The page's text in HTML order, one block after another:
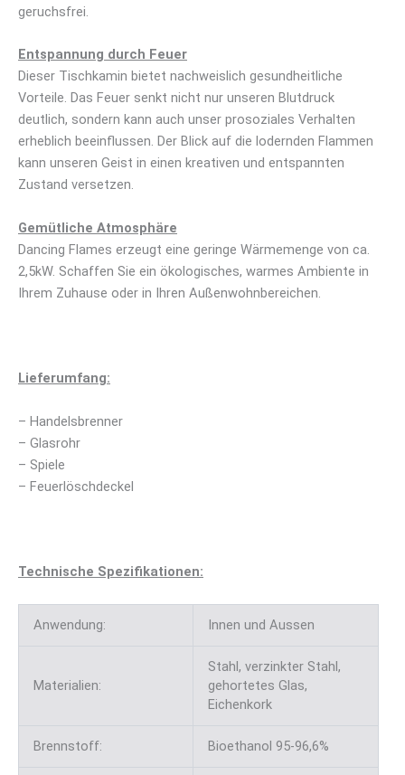
geruchsfrei.
Entspannung durch Feuer
Dieser Tischkamin bietet nachweislich gesundheitliche
Vorteile. Das Feuer senkt nicht nur unseren Blutdruck
deutlich, sondern kann auch unser prosoziales Verhalten
erheblich beeinflussen. Der Blick auf die lodernden Flammen
kann unseren Geist in einen kreativen und entspannten
Zustand versetzen.
Gemütliche Atmosphäre
Dancing Flames erzeugt eine geringe Wärmemenge von ca.
2,5kW. Schaffen Sie ein ökologisches, warmes Ambiente in
Ihrem Zuhause oder in Ihren Außenwohnbereichen.
Lieferumfang:
– Handelsbrenner
– Glasrohr
– Spiele
– Feuerlöschdeckel
Technische Spezifikationen:
Anwendung: Innen und Aussen
Materialien:
Stahl, verzinkter Stahl,
gehortetes Glas,
Eichenkork
Brennstoff: Bioethanol 95-96,6%